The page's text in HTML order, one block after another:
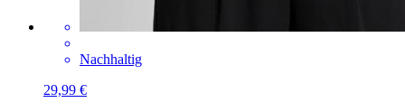
Nachhaltig
29,99 €